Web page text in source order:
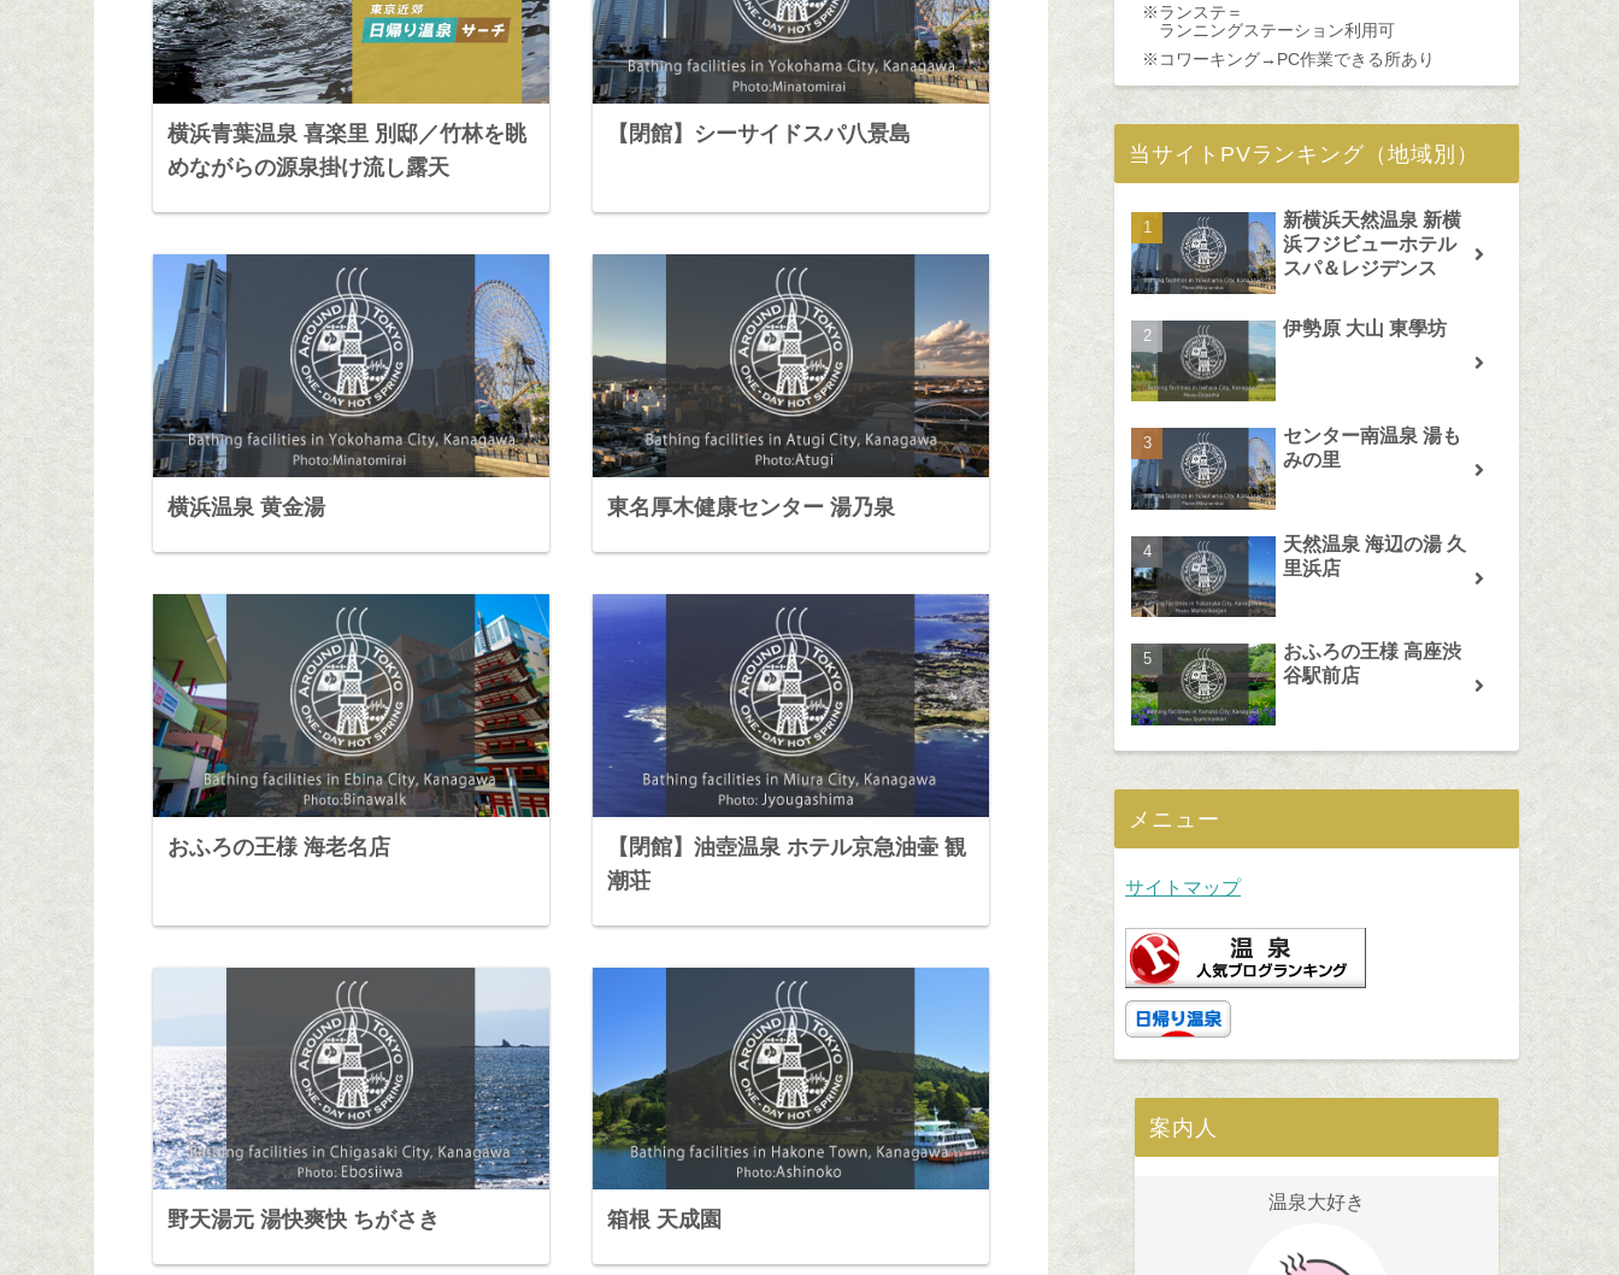
横浜青葉温泉 喜楽里 別邸／竹林を眺
めながらの源泉掛け流し露天
【閉館】シーサイドスパ八景島
横浜温泉 黄金湯 東名厚木健康センター 湯乃泉
おふろの王様 海老名店
【閉館】油壺温泉 ホテル京急油壷 観
潮荘
野天湯元 湯快爽快 ちがさき 箱根 天成園
※ランステ＝
ランニングステーション利用可
※コワーキング→ PC作業できる所あり
当サイトPVランキング（地域別）
新横浜天然温泉 新横
浜フジビューホテル
スパ＆レジデンス
伊勢原 大山 東學坊
センター南温泉 湯も
みの里
天然温泉 海辺の湯 久
里浜店
おふろの王様 高座渋
谷駅前店
メニュー
サイトマップ
案内人
温泉大好き